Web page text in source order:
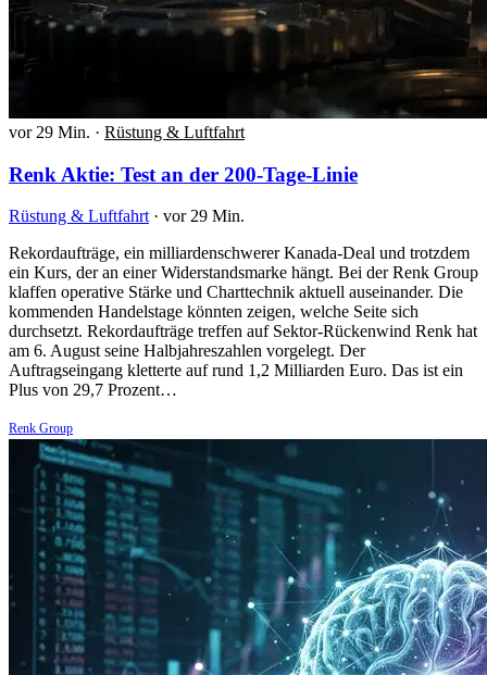
vor 29 Min. · Rüstung & Luftfahrt
Renk Aktie: Test an der 200-Tage-Linie
Rüstung & Luftfahrt · vor 29 Min.
Rekordaufträge, ein milliardenschwerer Kanada-Deal und trotzdem
ein Kurs, der an einer Widerstandsmarke hängt. Bei der Renk Group
klaffen operative Stärke und Charttechnik aktuell auseinander. Die
kommenden Handelstage könnten zeigen, welche Seite sich
durchsetzt. Rekordaufträge treffen auf Sektor-Rückenwind Renk hat
am 6. August seine Halbjahreszahlen vorgelegt. Der
Auftragseingang kletterte auf rund 1,2 Milliarden Euro. Das ist ein
Plus von 29,7 Prozent…
Renk Group